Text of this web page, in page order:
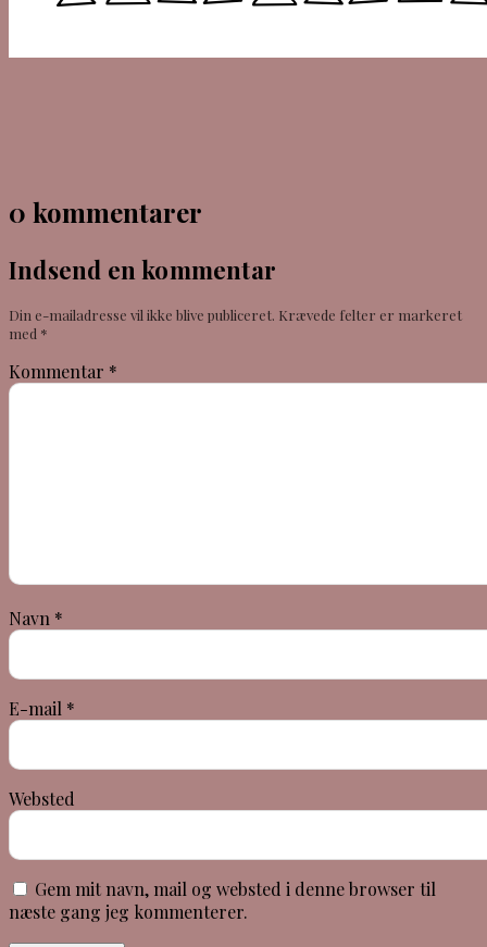
0 kommentarer
Indsend en kommentar
Din e-mailadresse vil ikke blive publiceret. Krævede felter er markeret
med *
Kommentar *
Navn *
E-mail *
Websted
Gem mit navn, mail og websted i denne browser til
næste gang jeg kommenterer.